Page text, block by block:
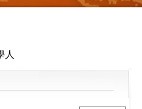
人